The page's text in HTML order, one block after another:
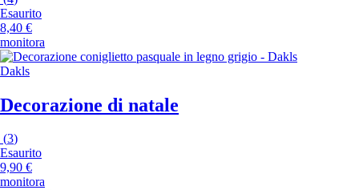
Esaurito
8,40 €
monitora
Dakls
Decorazione di natale
(3)
Esaurito
9,90 €
monitora